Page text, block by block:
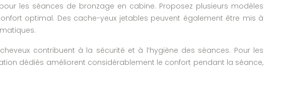
les séances de bronzage en cabine. Proposez plusieurs modèles
optimal. Des cache-yeux jetables peuvent également être mis à
contribuent à la sécurité et à l’hygiène des séances. Pour les
dédiés améliorent considérablement le confort pendant la séance,